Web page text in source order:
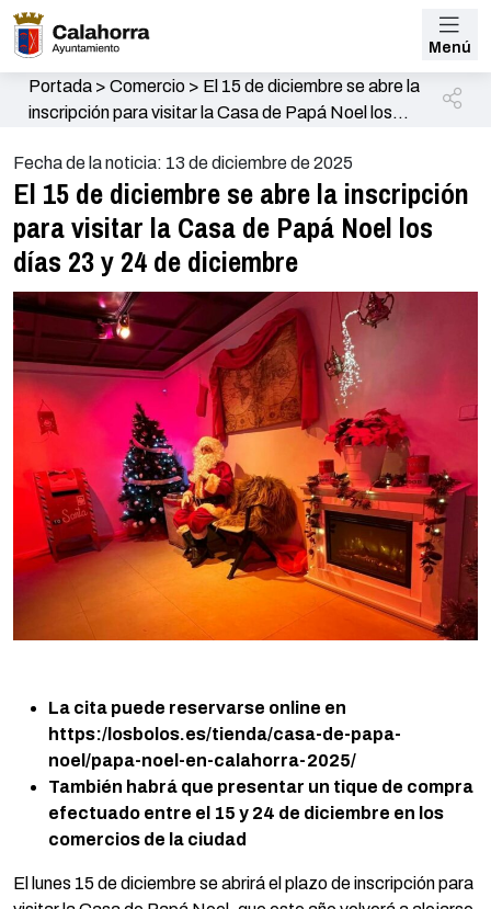
Menú
Portada> Comercio> El 15 de diciembre se abre la
inscripción para visitar la Casa de Papá Noel los
Fecha de la noticia: 13 de diciembre de 2025
El 15 de diciembre se abre la inscripción
para visitar la Casa de Papá Noel los
días 23 y 24 de diciembre
La cita puede reservarse online en
https:/losbolos.es/tienda/casa-de-papa-
noel/papa-noel-en-calahorra-2025/
También habrá que presentar un tique de compra
efectuado entre el 15 y 24 de diciembre en los
comercios de la ciudad
El lunes 15 de diciembre se abrirá el plazo de inscripción para